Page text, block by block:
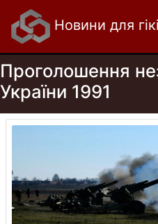
Новини для
Проголошення
України 1991